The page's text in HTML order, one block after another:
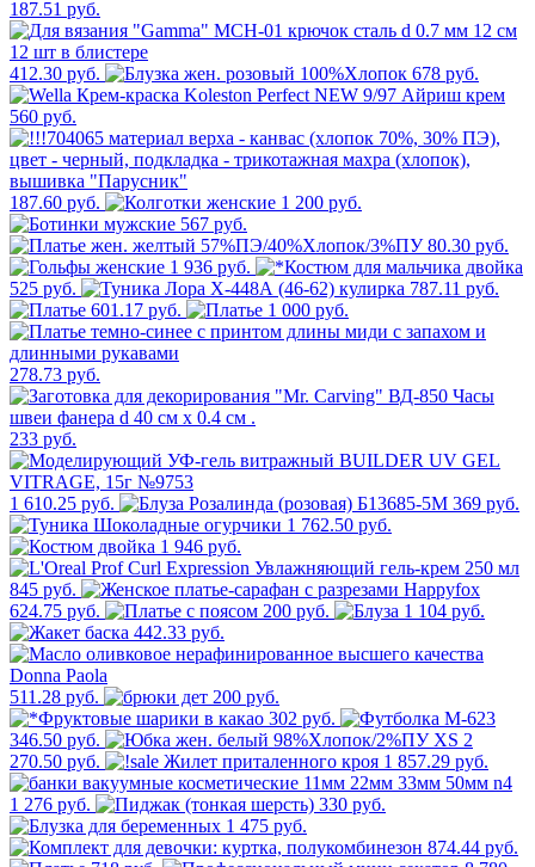
187.51 руб.
412.30 руб. 678 руб.
560 руб.
187.60 руб.
1 200 руб.
567 руб.
80.30 руб.
1 936 руб.
525 руб.
787.11 руб.
601.17 руб.
1 000 руб.
278.73 руб.
233 руб.
1 610.25 руб.
369 руб.
1 762.50 руб.
1 946 руб.
845 руб.
624.75 руб.
200 руб.
1 104 руб.
442.33 руб.
511.28 руб.
200 руб.
302 руб.
346.50 руб.
2
270.50 руб.
1 857.29 руб.
1 276 руб.
330 руб.
1 475 руб.
874.44 руб.